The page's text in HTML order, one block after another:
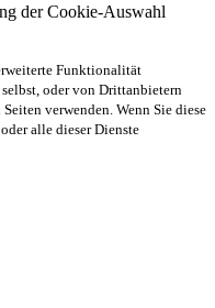
der Cookie-Auswahl
Funktionalität
oder von Drittanbietern
verwenden. Wenn Sie diese
alle dieser Dienste